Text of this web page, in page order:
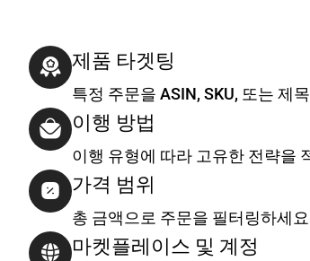
제품 타겟팅
특정 주문을 ASIN, SKU, 또는 제목
이행 방법
이행 유형에 따라 고유한 전략을
가격 범위
총 금액으로 주문을 필터링하세
마켓플레이스 및 계정